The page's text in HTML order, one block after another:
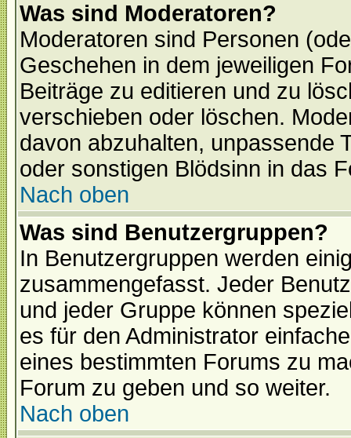
Was sind Moderatoren?
Moderatoren sind Personen
Geschehen in dem jeweiligen
Beiträge zu editieren und zu
verschieben oder löschen.
davon abzuhalten, unpassende
oder sonstigen Blödsinn in das
Nach oben
Was sind Benutzergruppen?
In Benutzergruppen werden
zusammengefasst. Jeder
und jeder Gruppe können
es für den Administrator
eines bestimmten Forums zu
Forum zu geben und so weiter.
Nach oben